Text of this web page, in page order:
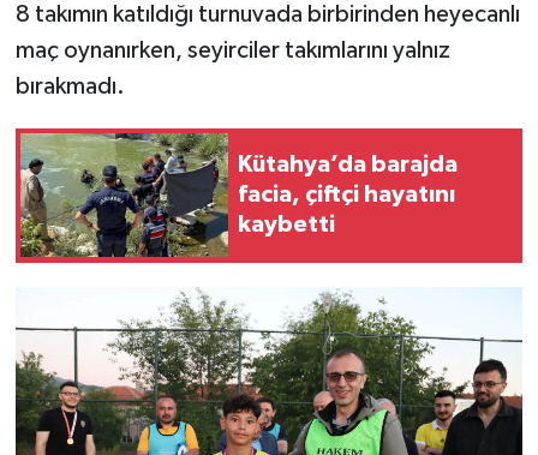
8 takımın katıldığı turnuvada birbirinden heyecanlı
maç oynanırken, seyirciler takımlarını yalnız
bırakmadı.
Kütahya’da barajda
facia, çiftçi hayatını
kaybetti
Magazin
Otomobil
Pazarlar
Politika
Resmi İlan
Rüya Tabirleri
Sağlık
Şaphane